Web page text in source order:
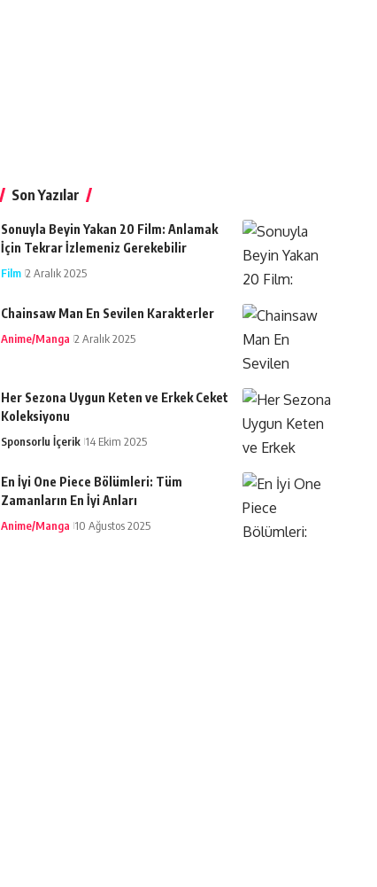
Son Yazılar
Sonuyla Beyin Yakan 20 Film: Anlamak
İçin Tekrar İzlemeniz Gerekebilir
Film 2 Aralık 2025
Chainsaw Man En Sevilen Karakterler
Anime/Manga 2 Aralık 2025
Her Sezona Uygun Keten ve Erkek Ceket
Koleksiyonu
Sponsorlu İçerik 14 Ekim 2025
En İyi One Piece Bölümleri: Tüm
Zamanların En İyi Anları
Anime/Manga 10 Ağustos 2025